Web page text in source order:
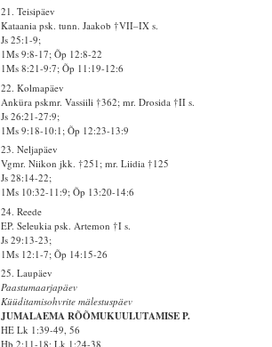
21. Teisipäev
Kataania psk. tunn. Jaakob †VII–IX s.
Js 25:1-9;
1Ms 9:8-17; Õp 12:8-22
1Ms 8:21-9:7; Õp 11:19-12:6
22. Kolmapäev
Anküra pskmr. Vassiili †362; mr. Drosida †II s.
Js 26:21-27:9;
1Ms 9:18-10:1; Õp 12:23-13:9
23. Neljapäev
Vgmr. Niikon jkk. †251; mr. Liidia †125
Js 28:14-22;
1Ms 10:32-11:9; Õp 13:20-14:6
24. Reede
EP. Seleukia psk. Artemon †I s.
Js 29:13-23;
1Ms 12:1-7; Õp 14:15-26
25. Laupäev
Paastumaarjapäev
Küüditamisohvrite mälestuspäev
JUMALAEMA RÕÕMUKUULUTAMISE P.
HE Lk 1:39-49, 56
Hb 2:11-18; Lk 1:24-38